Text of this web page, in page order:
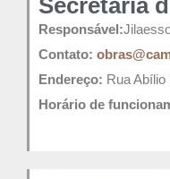
Secretaria
Responsável:
Contato:
Endereço: Rua
Horário de